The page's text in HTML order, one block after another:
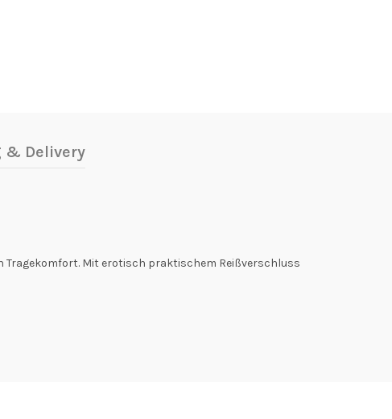
& Delivery
Mit erotisch praktischem Reißverschluss